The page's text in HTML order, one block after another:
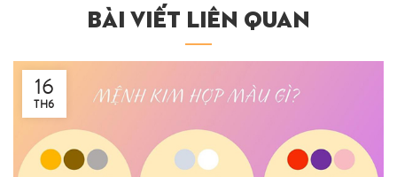
BÀI VIẾT LIÊN QUAN
16
TH6